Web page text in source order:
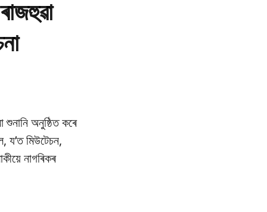
শুনানি অনুষ্ঠিত কৰে
য’ত মিউটেচন,
নাগৰিকৰ